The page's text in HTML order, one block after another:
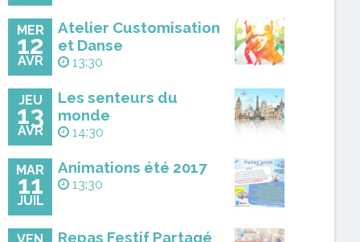
MER
12
AVR
Atelier Customisation
et Danse
13:30
JEU
13
AVR
Les senteurs du
monde
14:30
MAR
11
JUIL
Animations été 2017
13:30
Repas Festif Partagé